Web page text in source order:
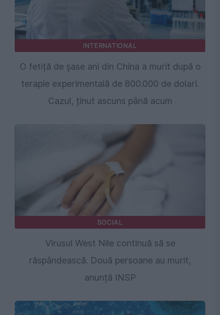
INTERNATIONAL
O fetiță de șase ani din China a murit după o
terapie experimentală de 800.000 de dolari.
Cazul, ținut ascuns până acum
SOCIAL
Virusul West Nile continuă să se
răspândească. Două persoane au murit,
anunță INSP